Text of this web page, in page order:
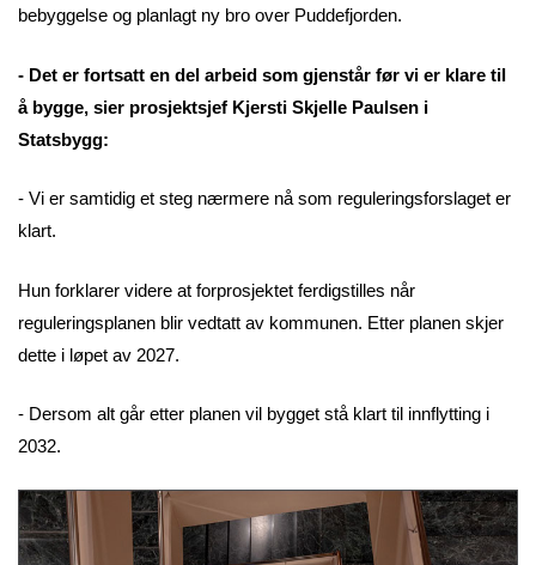
bebyggelse og planlagt ny bro over Puddefjorden.
- Det er fortsatt en del arbeid som gjenstår før vi er klare til
å bygge, sier prosjektsjef Kjersti Skjelle Paulsen i
Statsbygg:
- Vi er samtidig et steg nærmere nå som reguleringsforslaget er
klart.
Hun forklarer videre at forprosjektet ferdigstilles når
reguleringsplanen blir vedtatt av kommunen. Etter planen skjer
dette i løpet av 2027.
- Dersom alt går etter planen vil bygget stå klart til innflytting i
2032.